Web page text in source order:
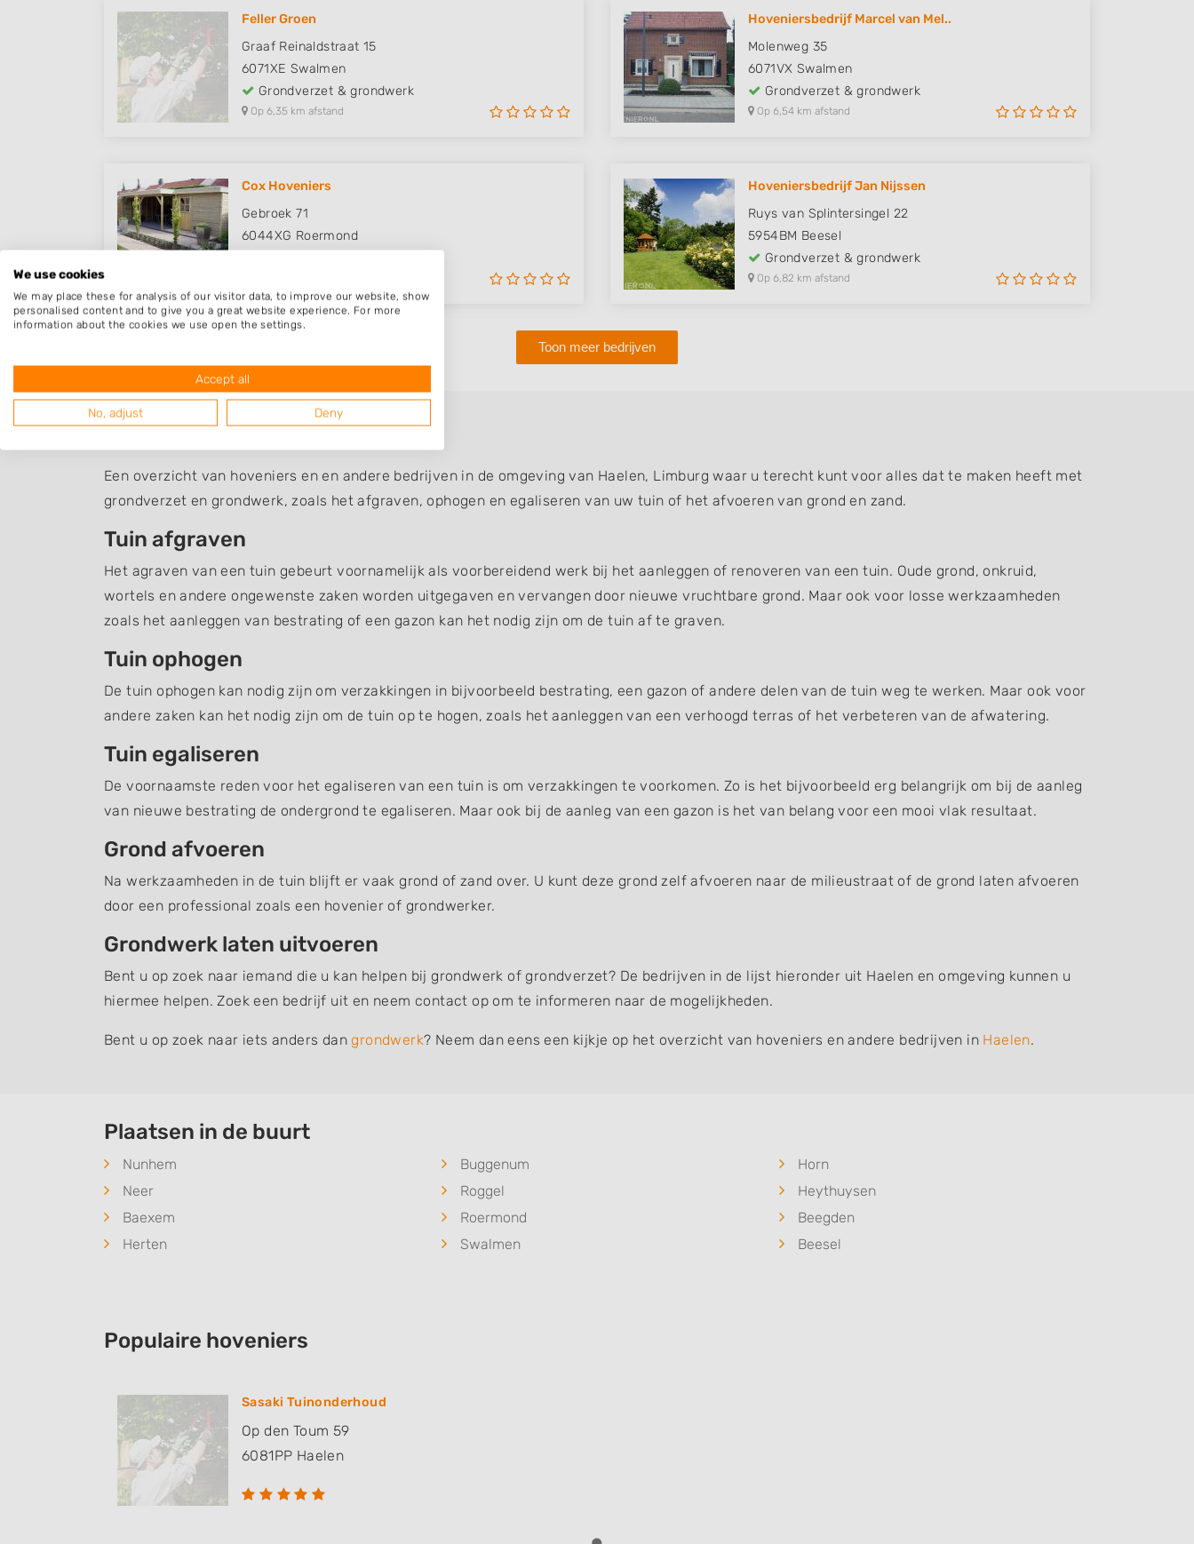
Feller Groen
Graaf Reinaldstraat 15
6071XE Swalmen
Grondverzet & grondwerk
Op 6,35 km afstand
Hoveniersbedrijf Marcel van Mel..
Molenweg 35
6071VX Swalmen
Grondverzet & grondwerk
Op 6,54 km afstand
Cox Hoveniers
Gebroek 71
6044XG Roermond
Hoveniersbedrijf Jan Nijssen
Ruys van Splintersingel 22
5954BM Beesel
Grondverzet & grondwerk
Op 6,82 km afstand
Toon meer bedrijven
Grondverzet Haelen
Een overzicht van hoveniers en en andere bedrijven in de omgeving van Haelen, Limburg waar u terecht kunt voor alles dat te maken heeft met
grondverzet en grondwerk, zoals het afgraven, ophogen en egaliseren van uw tuin of het afvoeren van grond en zand.
Tuin afgraven
Het agraven van een tuin gebeurt voornamelijk als voorbereidend werk bij het aanleggen of renoveren van een tuin. Oude grond, onkruid,
wortels en andere ongewenste zaken worden uitgegaven en vervangen door nieuwe vruchtbare grond. Maar ook voor losse werkzaamheden
zoals het aanleggen van bestrating of een gazon kan het nodig zijn om de tuin af te graven.
Tuin ophogen
De tuin ophogen kan nodig zijn om verzakkingen in bijvoorbeeld bestrating, een gazon of andere delen van de tuin weg te werken. Maar ook voor
andere zaken kan het nodig zijn om de tuin op te hogen, zoals het aanleggen van een verhoogd terras of het verbeteren van de afwatering.
Tuin egaliseren
De voornaamste reden voor het egaliseren van een tuin is om verzakkingen te voorkomen. Zo is het bijvoorbeeld erg belangrijk om bij de aanleg
van nieuwe bestrating de ondergrond te egaliseren. Maar ook bij de aanleg van een gazon is het van belang voor een mooi vlak resultaat.
Grond afvoeren
Na werkzaamheden in de tuin blijft er vaak grond of zand over. U kunt deze grond zelf afvoeren naar de milieustraat of de grond laten afvoeren
door een professional zoals een hovenier of grondwerker.
Grondwerk laten uitvoeren
Bent u op zoek naar iemand die u kan helpen bij grondwerk of grondverzet? De bedrijven in de lijst hieronder uit Haelen en omgeving kunnen u
hiermee helpen. Zoek een bedrijf uit en neem contact op om te informeren naar de mogelijkheden.
Bent u op zoek naar iets anders dangrondwerk? Neem dan eens een kijkje op het overzicht van hoveniers en andere bedrijven in Haelen.
Plaatsen in de buurt
Nunhem Buggenum
Horn
Neer
Roggel
Heythuysen
Baexem
Roermond
Beegden
Herten
Swalmen Beesel
Populaire hoveniers
Sasaki Tuinonderhoud
Op den Toum 59
6081PP Haelen
We use cookies
We may place these for analysis of our visitor data, to improve our website, show
personalised content and to give you a great website experience. For more
information about the cookies we use open the settings.
Accept all
No, adjust Deny